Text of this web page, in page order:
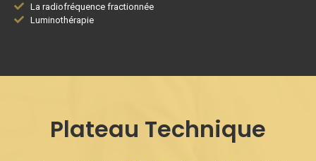
La radiofréquence fractionnée
Luminothérapie
Plateau Technique